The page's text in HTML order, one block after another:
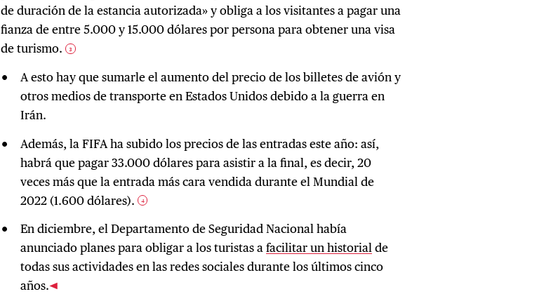
de duración de la estancia autorizada» y obliga a los visitantes a pagar una
fianza de entre 5.000 y 15.000 dólares por persona para obtener una visa
de turismo. 3
A esto hay que sumarle el aumento del precio de los billetes de avión y
otros medios de transporte en Estados Unidos debido a la guerra en
Irán.
Además, la FIFA ha subido los precios de las entradas este año: así,
habrá que pagar 33.000 dólares para asistir a la final, es decir, 20
veces más que la entrada más cara vendida durante el Mundial de
2022 (1.600 dólares).
4
En diciembre, el Departamento de Seguridad Nacional había
anunciado planes para obligar a los turistas afacilitar un historialde
todas sus actividades en las redes sociales durante los últimos cinco
años.